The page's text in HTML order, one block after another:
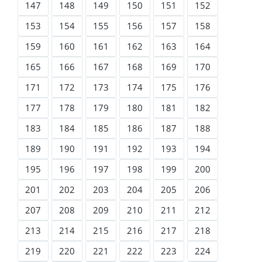
147 148 149 150 151
152
153
154 155 156 157
158
159
160 161 162 163
164
165
166 167 168 169
170
171
172 173 174 175
176
177
178 179 180 181
182
183
184 185 186 187
188
189
190 191 192 193
194
195
196 197 198 199
200
201
202 203 204 205
206
207
208 209 210 211
212
213
214 215 216 217
218
219
220 221 222 223 224